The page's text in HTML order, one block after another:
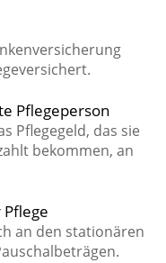
Pflegeperson
Pflegegeld, das sie
bekommen, an
an den stationären